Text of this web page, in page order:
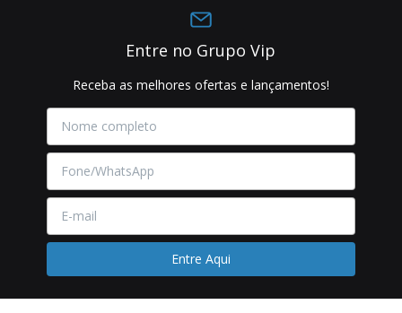
Entre no Grupo Vip
Receba as melhores ofertas e lançamentos!